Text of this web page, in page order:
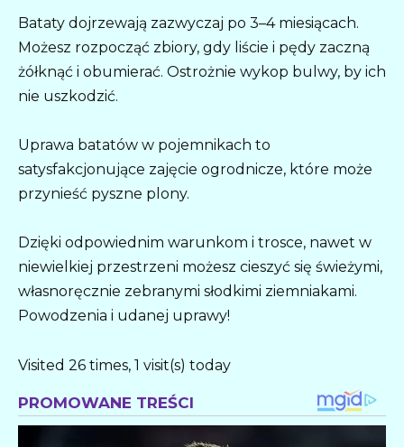
Bataty dojrzewają zazwyczaj po 3–4 miesiącach.
Możesz rozpocząć zbiory, gdy liście i pędy zaczną
żółknąć i obumierać. Ostrożnie wykop bulwy, by ich
nie uszkodzić.
Uprawa batatów w pojemnikach to
satysfakcjonujące zajęcie ogrodnicze, które może
przynieść pyszne plony.
Dzięki odpowiednim warunkom i trosce, nawet w
niewielkiej przestrzeni możesz cieszyć się świeżymi,
własnoręcznie zebranymi słodkimi ziemniakami.
Powodzenia i udanej uprawy!
Visited 26 times, 1 visit(s) today